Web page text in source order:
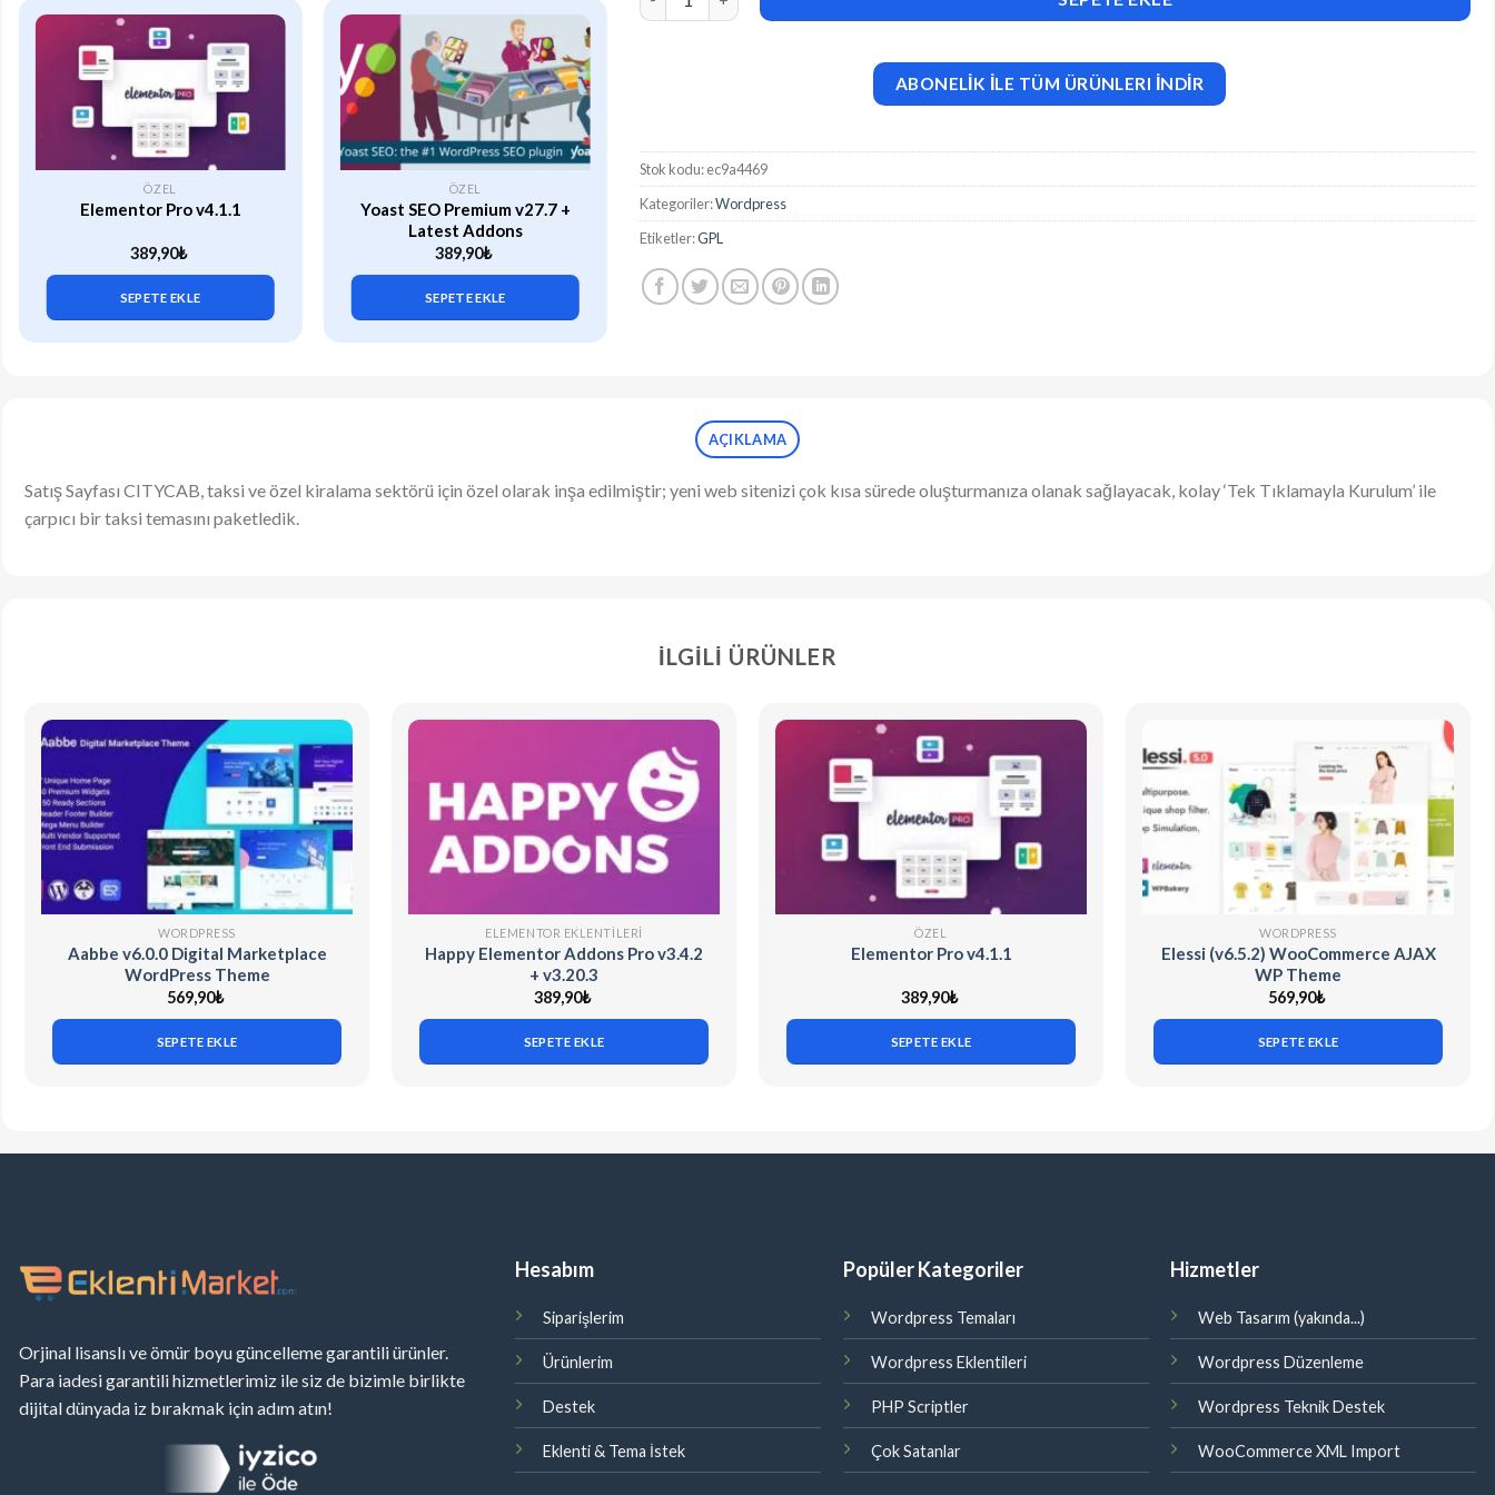
ÖZEL
Elementor Pro v4.1.1
389,90₺
SEPETE EKLE
ÖZEL
Yoast SEO Premium v27.7 +
Latest Addons
389,90₺
SEPETE EKLE
ÖZEL
WP Rocket (v3.21.2) Caching
Plugin for WordPress
SEPETE EKLE
ABONELİK İLE TÜM ÜRÜNLERI İNDİR
Stok kodu:ec9a4469
Kategoriler:Wordpress
Etiketler:GPL
AÇIKLAMA
Satış Sayfası CITYCAB, taksi ve özel kiralama sektörü için özel olarak inşa edilmiştir; yeni web sitenizi çok kısa sürede oluşturmanıza olanak sağlayacak, kolay ‘Tek Tıklamayla Kurulum’ ile
çarpıcı bir taksi temasını paketledik.
İLGILI ÜRÜNLER
WORDPRESS
Aabbe v6.0.0 Digital Marketplace
WordPress Theme
569,90₺
SEPETE EKLE
ELEMENTOR EKLENTILERI
Happy Elementor Addons Pro v3.4.2
+ v3.20.3
389,90₺
SEPETE EKLE
ÖZEL
Elementor Pro v4.1.1
389,90₺
SEPETE EKLE
WORDPRESS
Elessi (v6.5.2) WooCommerce AJAX
WP Theme
569,90₺
SEPETE EKLE
Orjinal lisanslı ve ömür boyu güncelleme garantili ürünler.
Para iadesi garantili hizmetlerimiz ile siz de bizimle birlikte
dijital dünyada iz bırakmak için adım atın!
Hesabım
Siparişlerim
Ürünlerim
Destek
Eklenti & Tema İstek
Popüler Kategoriler
Wordpress Temaları
Wordpress Eklentileri
PHP Scriptler
Çok Satanlar
Hizmetler
Web Tasarım (yakında...)
Wordpress Düzenleme
Wordpress Teknik Destek
WooCommerce XML Import